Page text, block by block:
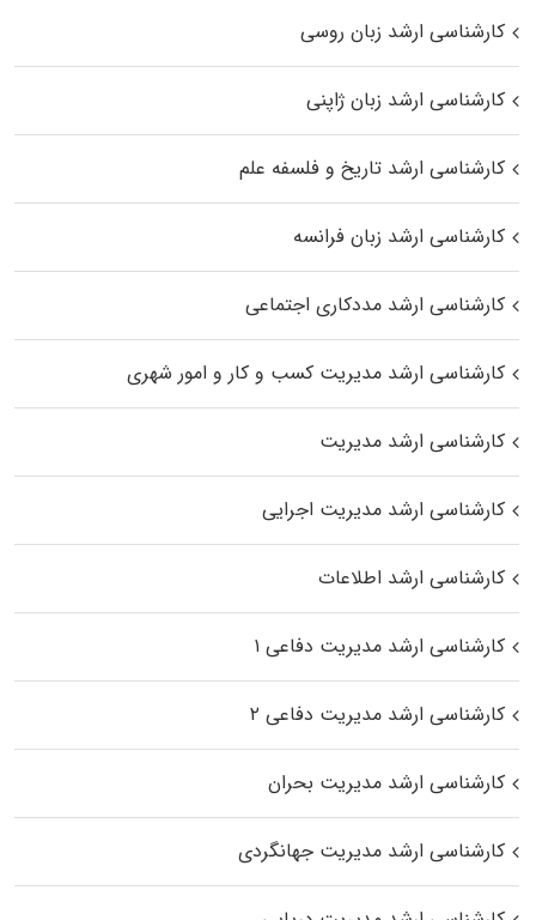
کارشناسی ارشد زبان روسی
کارشناسی ارشد زبان ژاپنی
کارشناسی ارشد تاریخ و فلسفه علم
کارشناسی ارشد زبان فرانسه
کارشناسی ارشد مددکاری اجتماعی
کارشناسی ارشد مدیریت کسب و کار و امور شهری
کارشناسی ارشد مدیریت
کارشناسی ارشد مدیریت اجرایی
کارشناسی ارشد اطلاعات
کارشناسی ارشد مدیریت دفاعی ۱
کارشناسی ارشد مدیریت دفاعی ۲
کارشناسی ارشد مدیریت بحران
کارشناسی ارشد مدیریت جهانگردی